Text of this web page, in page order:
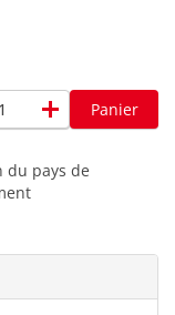
add Panier
du pays de